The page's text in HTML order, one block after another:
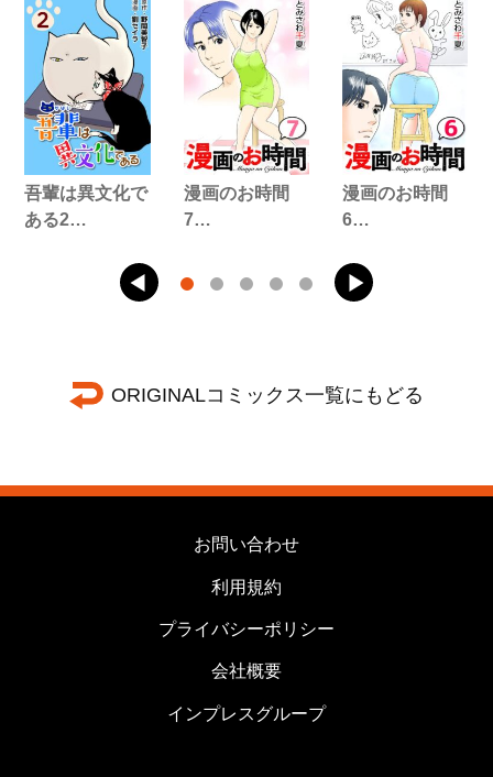
吾輩は異文化で
ある2…
漫画のお時間
7…
漫画のお時間
6…
ORIGINALコミックス一覧にもどる
お問い合わせ
利用規約
プライバシーポリシー
会社概要
インプレスグループ